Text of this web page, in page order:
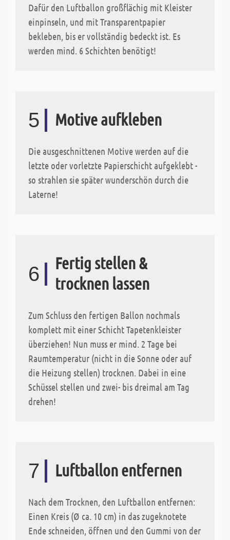
Dafür den Luftballon großflächig mit Kleister
einpinseln, und mit Transparentpapier
bekleben, bis er vollständig bedeckt ist. Es
werden mind. 6 Schichten benötigt!
5 Motive aufkleben
Die ausgeschnittenen Motive werden auf die
letzte oder vorletzte Papierschicht aufgeklebt -
so strahlen sie später wunderschön durch die
Laterne!
6
Fertig stellen &
trocknen lassen
Zum Schluss den fertigen Ballon nochmals
komplett mit einer Schicht Tapetenkleister
überziehen! Nun muss er mind. 2 Tage bei
Raumtemperatur (nicht in die Sonne oder auf
die Heizung stellen) trocknen. Dabei in eine
Schüssel stellen und zwei- bis dreimal am Tag
drehen!
7 Luftballon entfernen
Nach dem Trocknen, den Luftballon entfernen:
Einen Kreis (Ø ca. 10 cm) in das zugeknotete
Ende schneiden, öffnen und den Gummi von der